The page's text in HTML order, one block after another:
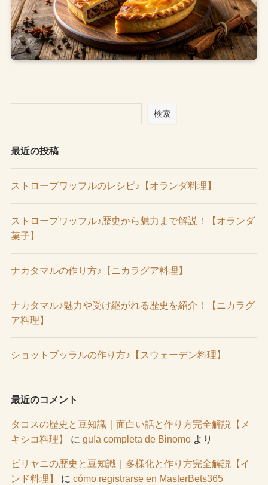
検索
最近の投稿
ストロープワッフルのレシピ♪【オランダ料理】
ストロープワッフル♪歴史から魅力まで解説！【オランダ
菓子】
ナカタマルの作り方♪【ニカラグア料理】
ナカタマル♪魅力や受け継がれる歴史を紹介！【ニカラグ
ア料理】
ショットブッラルの作り方♪【スウェーデン料理】
最近のコメント
タコスの歴史と豆知識｜面白い話と作り方完全解説【メ
キシコ料理】
に guía completa de Binomoより
ビリヤニの歴史と豆知識｜多様化と作り方完全解説【イ
ンド料理】
に cómo registrarse en MasterBets365